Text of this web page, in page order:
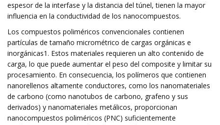
espesor de la interfase y la distancia del túnel, tienen la mayor
influencia en la conductividad de los nanocompuestos.
Los compuestos poliméricos convencionales contienen
partículas de tamaño micrométrico de cargas orgánicas e
inorgánicas1. Estos materiales requieren un alto contenido de
carga, lo que puede aumentar el peso del composite y limitar su
procesamiento. En consecuencia, los polímeros que contienen
nanorellenos altamente conductores, como los nanomateriales
de carbono (como nanotubos de carbono, grafeno y sus
derivados) y nanomateriales metálicos, proporcionan
nanocompuestos poliméricos (PNC) suficientemente